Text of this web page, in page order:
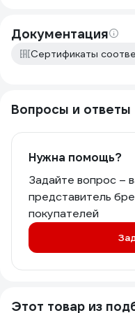
Документация
Сертификаты
Вопросы и ответы
Нужна помощь?
Задайте вопрос –
представитель
покупателей
Этот товар из